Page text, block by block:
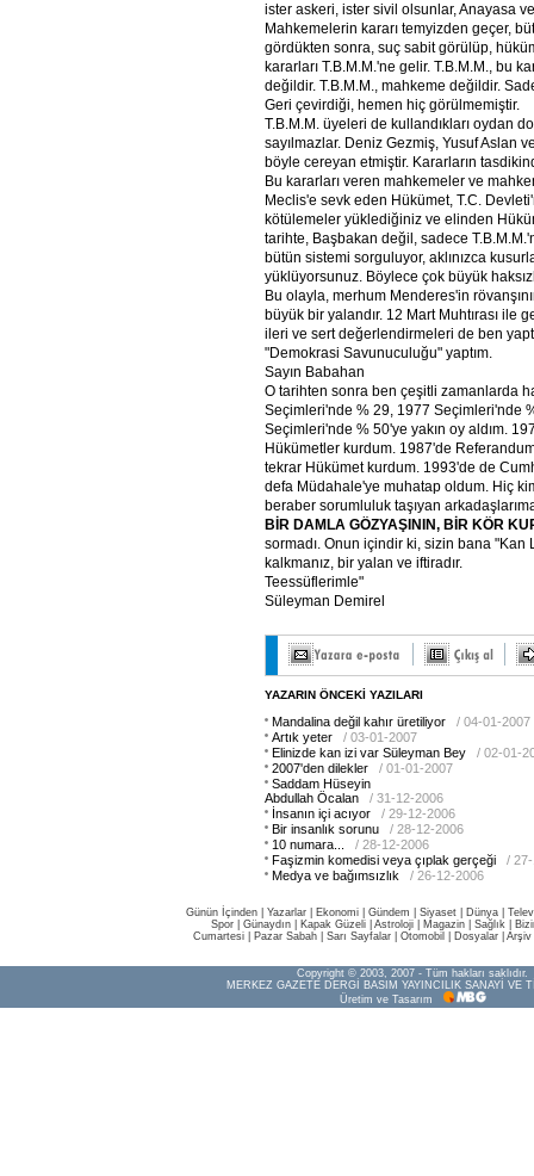
ister askeri, ister sivil olsunlar, Anayasa
Mahkemelerin kararı temyizden geçer,
gördükten sonra, suç sabit görülüp,
kararları T.B.M.M.'ne gelir. T.B.M.M., bu
değildir. T.B.M.M., mahkeme değildir.
Geri çevirdiği, hemen hiç görülmemiştir.
T.B.M.M. üyeleri de kullandıkları oydan
sayılmazlar. Deniz Gezmiş, Yusuf Aslan
böyle cereyan etmiştir. Kararların
Bu kararları veren mahkemeler ve
Meclis'e sevk eden Hükümet, T.C.
kötülemeler yüklediğiniz ve elinden
tarihte, Başbakan değil, sadece
bütün sistemi sorguluyor, aklınızca
yüklüyorsunuz. Böylece çok büyük
Bu olayla, merhum Menderes'in
büyük bir yalandır. 12 Mart Muhtırası ile
ileri ve sert değerlendirmeleri de ben
"Demokrasi Savunuculuğu" yaptım.
Sayın Babahan
O tarihten sonra ben çeşitli zamanlarda
Seçimleri'nde % 29, 1977 Seçimleri'nde
Seçimleri'nde % 50'ye yakın oy aldım.
Hükümetler kurdum. 1987'de
tekrar Hükümet kurdum. 1993'de de
defa Müdahale'ye muhatap oldum. Hiç
beraber sorumluluk taşıyan
BİR DAMLA GÖZYAŞININ, BİR KÖR
sormadı. Onun içindir ki, sizin bana "Kan
kalkmanız, bir yalan ve iftiradır.
Teessüflerimle"
Süleyman Demirel
YAZARIN ÖNCEKİ YAZILARI
Mandalina değil kahır üretiliyor
/ 04-01-2007
Artık yeter
/ 03-01-2007
Elinizde kan izi var Süleyman Bey
/ 02-01-
2007'den dilekler
/ 01-01-2007
Saddam Hüseyin
Abdullah Öcalan
/ 31-12-2006
İnsanın içi acıyor
/ 29-12-2006
Bir insanlık sorunu
/ 28-12-2006
10 numara...
/ 28-12-2006
Faşizmin komedisi veya çıplak gerçeği
/
Medya ve bağımsızlık
/ 26-12-2006
Günün İçinden Yazarlar Ekonomi Gündem Siyaset Dünya |
Spor
Günaydın Kapak Güzeli Astroloji Magazin Sağlık
Cumartesi
Pazar Sabah Sarı Sayfalar Otomobil Dosyalar Arşiv
Copyright © 2003, 2007 - Tüm hakları saklıdır.
MERKEZ GAZETE DERGİ BASIM YAYINCILIK SANAYİ VE
Üretim ve Tasarım